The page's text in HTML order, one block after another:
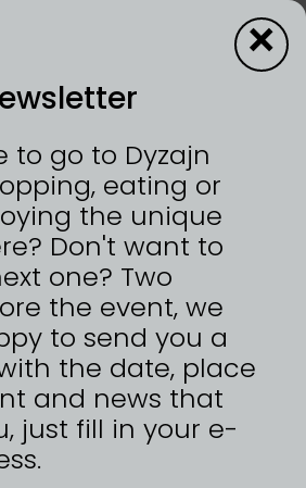
PRAHA, HOLEŠOVICE
Nová Česká Značka
Laiblova Cosmetics je nová
kosmetiky vyrobená v České
ji Mgr. Šárka Laiblová po svém
v make-upu ČR 20. října
místo. Dvacetileté zkušenosti v
spolupráce s renomovaným
inspirovali pro vznik značky.
Cosmetics jsou pečlivě
vysoké standardy kvality
různých typů pleti a stylů
inovativních prvků je
která umožňuje použití
tak na mokro, což zvyšuje
to go to Dyzajn
eating or
the unique
Don't want to
one? Two
the event, we
to send you a
the date, place
and news that
just fill in your e-
×